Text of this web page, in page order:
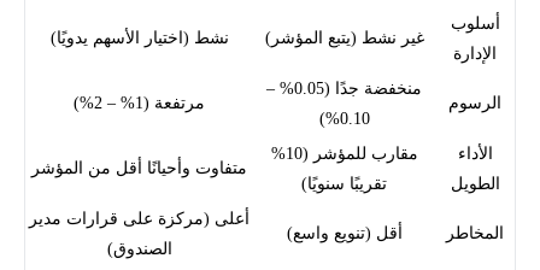
أسلوب
الإدارة
غير نشط (يتبع المؤشر) نشط (اختيار الأسهم يدويًا)
الرسوم
منخفضة جدًا (0.05% –
0.10%)
مرتفعة (1% – 2%)
الأداء
الطويل
مقارب للمؤشر (10%
تقريبًا سنويًا)
متفاوت وأحيانًا أقل من المؤشر
المخاطر أقل (تنويع واسع)
أعلى (مركزة على قرارات مدير
الصندوق)